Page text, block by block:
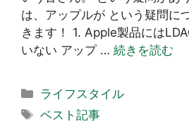
は、アップルが という疑問に
きます！ 1. Apple製品には
いない アップ … 続きを読む
カ
テ
ライフスタイル
タ
ベスト記事